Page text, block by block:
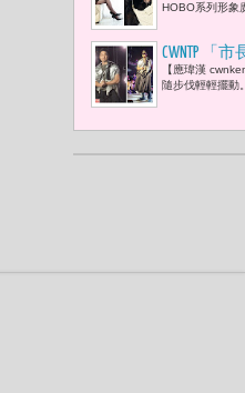
HOBO系列形象
CWNTP 「
【應瑋漢
隨步伐輕輕擺動